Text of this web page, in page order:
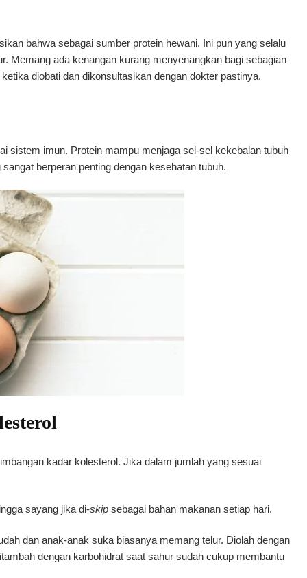
bahwa sebagai sumber protein hewani. Ini pun yang selalu
Memang ada kenangan kurang menyenangkan bagi sebagian
diobati dan dikonsultasikan dengan dokter pastinya.
sistem imun. Protein mampu menjaga sel-sel kekebalan tubuh
berperan penting dengan kesehatan tubuh.
kadar kolesterol. Jika dalam jumlah yang sesuai
sayang jika di-skip sebagai bahan makanan setiap hari.
dan anak-anak suka biasanya memang telur. Diolah dengan
dengan karbohidrat saat sahur sudah cukup membantu